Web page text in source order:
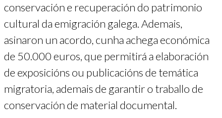
conservación e recuperación do patrimonio
cultural da emigración galega. Ademais,
asinaron un acordo, cunha achega económica
de 50.000 euros, que permitirá a elaboración
de exposicións ou publicacións de temática
migratoria, ademais de garantir o traballo de
conservación de material documental.